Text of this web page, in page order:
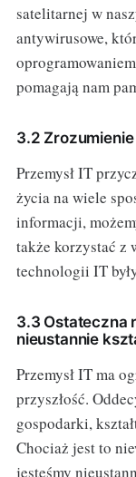
satelitarnej w
antywirusowe,
pomagają nam
3.2
Przemysł IT
życia na wiele
informacji,
także korzystać z
technologii IT
3.3 Ostateczna
nieustannie
Przemysł IT ma
przyszłość.
gospodarki,
Chociaż jest to
jesteśmy